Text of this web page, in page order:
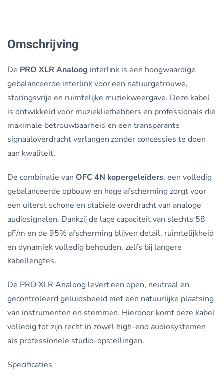
Omschrijving
De PRO XLR Analoog interlink is een hoogwaardige
gebalanceerde interlink voor een natuurgetrouwe,
storingsvrije en ruimtelijke muziekweergave. Deze kabel
is ontwikkeld voor muziekliefhebbers en professionals die
maximale betrouwbaarheid en een transparante
signaaloverdracht verlangen zonder concessies te doen
aan kwaliteit.
De combinatie van OFC 4N kopergeleiders, een volledig
gebalanceerde opbouw en hoge afscherming zorgt voor
een uiterst schone en stabiele overdracht van analoge
audiosignalen. Dankzij de lage capaciteit van slechts 58
pF/m en de 95% afscherming blijven detail, ruimtelijkheid
en dynamiek volledig behouden, zelfs bij langere
kabellengtes.
De PRO XLR Analoog levert een open, neutraal en
gecontroleerd geluidsbeeld met een natuurlijke plaatsing
van instrumenten en stemmen. Hierdoor komt deze kabel
volledig tot zijn recht in zowel high-end audiosystemen
als professionele studio-opstellingen.
Specificaties